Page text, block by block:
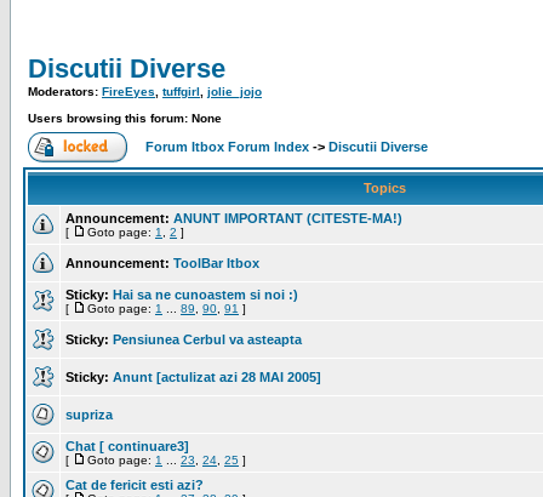
Discutii Diverse
Moderators: FireEyes tuffgirl
jolie_jojo
Users browsing this forum: None
Forum Itbox Forum Index -> Discutii Diverse
Topics
Announcement: ANUNT IMPORTANT (CITESTE-MA!)
[ Goto page: 1 2 ]
Announcement: ToolBar Itbox
Sticky: Hai sa ne cunoastem si noi :)
[ Goto page: 1 89 90 91 ]
Sticky: Pensiunea Cerbul va asteapta
Sticky: Anunt [actulizat azi 28 MAI 2005]
supriza
Chat [ continuare3]
[ Goto page: 1 23 24 25 ]
Cat de fericit esti azi?